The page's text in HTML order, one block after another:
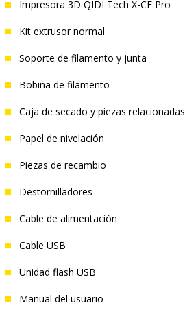
Impresora 3D QIDI Tech X-CF Pro
Kit extrusor normal
Soporte de filamento y junta
Bobina de filamento
Caja de secado y piezas relacionadas
Papel de nivelación
Piezas de recambio
Destornilladores
Cable de alimentación
Cable USB
Unidad flash USB
Manual del usuario